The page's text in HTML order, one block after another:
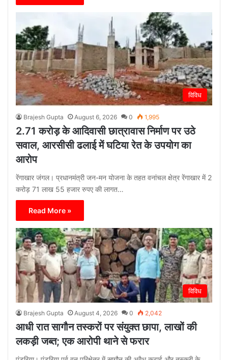
विविध
Brajesh Gupta August 6, 2026 0 1,995
2.71 करोड़ के आदिवासी छात्रावास निर्माण पर उठे
सवाल, आरसीसी ढलाई में घटिया रेत के उपयोग का
आरोप
रेंगाखार जंगल। प्रधानमंत्री जन-मन योजना के तहत वनांचल क्षेत्र रेंगाखार में 2
करोड़ 71 लाख 55 हजार रुपए की लागत…
Read More »
विविध
Brajesh Gupta August 4, 2026 0 2,042
आधी रात सागौन तस्करों पर संयुक्त छापा, लाखों की
लकड़ी जब्त; एक आरोपी थाने से फरार